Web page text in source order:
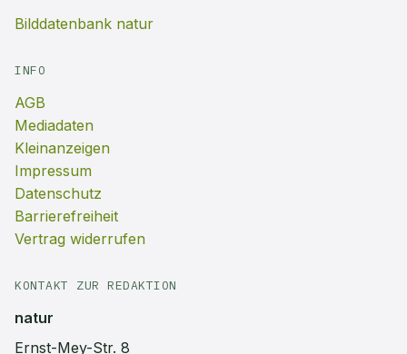
Bilddatenbank natur
INFO
AGB
Mediadaten
Kleinanzeigen
Impressum
Datenschutz
Barrierefreiheit
Vertrag widerrufen
KONTAKT ZUR REDAKTION
natur
Ernst-Mey-Str. 8